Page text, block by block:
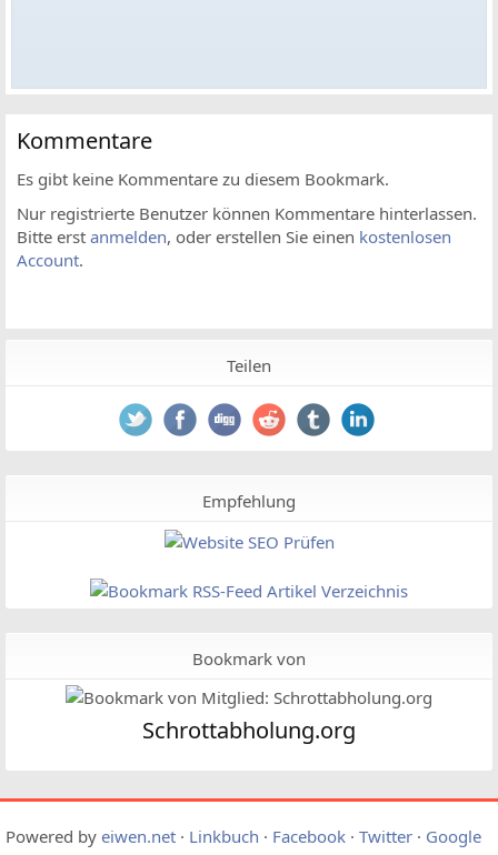
Kommentare
Es gibt keine Kommentare zu diesem Bookmark.
Nur registrierte Benutzer können Kommentare hinterlassen.
Bitte erst anmelden, oder erstellen Sie einen kostenlosen
Account.
Teilen
Empfehlung
Bookmark von
Schrottabholung.org
Powered by eiwen.net · Linkbuch · Facebook · Twitter · Google